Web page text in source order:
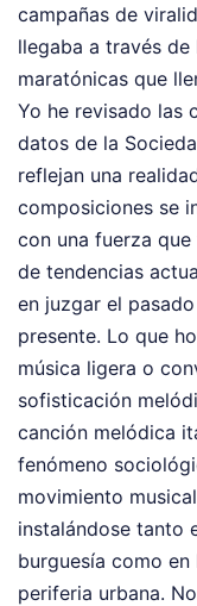
campañas de
llegaba a través
maratónicas que
Yo he revisado las
datos de la
reflejan una
composiciones se
con una fuerza
de tendencias
en juzgar el
presente. Lo que
música ligera o
sofisticación
canción melódica
fenómeno
movimiento
instalándose tanto
burguesía como
periferia urbana.